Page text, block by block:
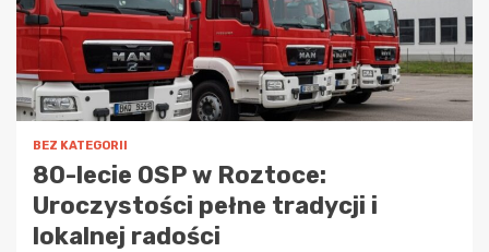
BEZ KATEGORII
80-lecie OSP w Roztoce:
Uroczystości pełne tradycji i
lokalnej radości